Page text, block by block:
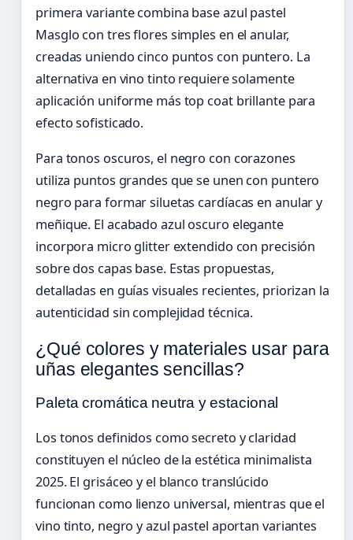
primera variante combina base azul pastel
Masglo con tres flores simples en el anular,
creadas uniendo cinco puntos con puntero. La
alternativa en vino tinto requiere solamente
aplicación uniforme más top coat brillante para
efecto sofisticado.
Para tonos oscuros, el negro con corazones
utiliza puntos grandes que se unen con puntero
negro para formar siluetas cardíacas en anular y
meñique. El acabado azul oscuro elegante
incorpora micro glitter extendido con precisión
sobre dos capas base. Estas propuestas,
detalladas en guías visuales recientes, priorizan la
autenticidad sin complejidad técnica.
¿Qué colores y materiales usar para
uñas elegantes sencillas?
Paleta cromática neutra y estacional
Los tonos definidos como secreto y claridad
constituyen el núcleo de la estética minimalista
2025. El grisáceo y el blanco translúcido
funcionan como lienzo universal, mientras que el
vino tinto, negro y azul pastel aportan variantes